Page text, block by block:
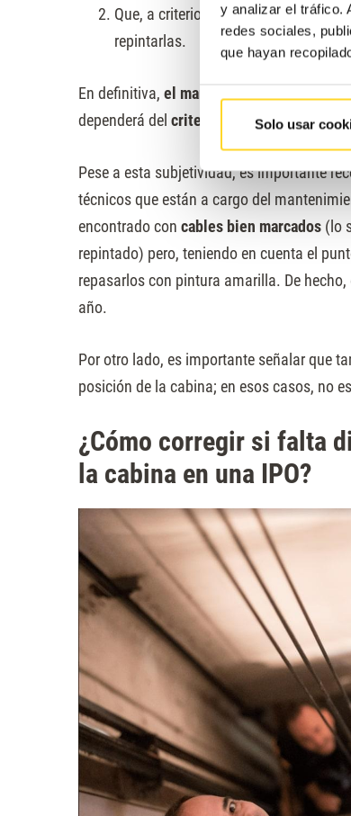
y analizar el tráfico.
redes sociales,
que hayan
Solo usar
Que, a criterio del inspector, esas
repintarlas.
En definitiva, el marcado de cables
dependerá del criterio personal y del nivel
Pese a esta subjetividad, es importante
técnicos que están a cargo del
encontrado con cables bien marcados (lo
repintado) pero, teniendo en cuenta el
repasarlos con pintura amarilla. De hecho,
año.
Por otro lado, es importante señalar que
posición de la cabina; en esos casos, no
¿Cómo corregir si falta
la cabina en una IPO?